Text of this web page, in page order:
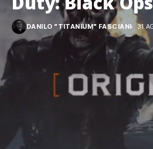
DANILO "TITANIUM" FASCIANI 31